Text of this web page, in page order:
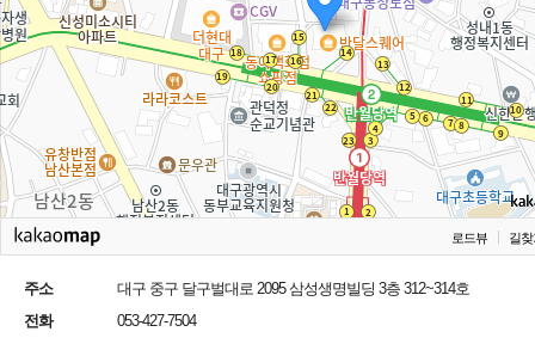
로드뷰 길찾
주소
대구 중구 달구벌대로 2095 삼성생명빌딩 3층 312~314호
전화
053-427-7504